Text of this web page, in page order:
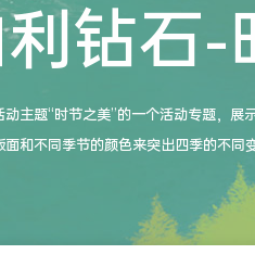
钻石-
动主题“时节之美”的一个活动专题，展
和不同季节的颜色来突出四季的不同